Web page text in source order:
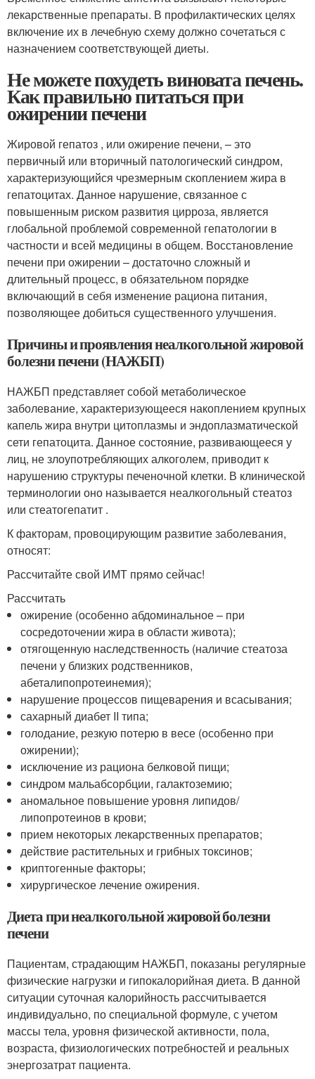
лекарственные препараты. В профилактических целях
включение их в лечебную схему должно сочетаться с
назначением соответствующей диеты.
Не можете похудеть виновата печень.
Как правильно питаться при
ожирении печени
Жировой гепатоз , или ожирение печени, – это
первичный или вторичный патологический синдром,
характеризующийся чрезмерным скоплением жира в
гепатоцитах. Данное нарушение, связанное с
повышенным риском развития цирроза, является
глобальной проблемой современной гепатологии в
частности и всей медицины в общем. Восстановление
печени при ожирении – достаточно сложный и
длительный процесс, в обязательном порядке
включающий в себя изменение рациона питания,
позволяющее добиться существенного улучшения.
Причины и проявления неалкогольной жировой
болезни печени (НАЖБП)
НАЖБП представляет собой метаболическое
заболевание, характеризующееся накоплением крупных
капель жира внутри цитоплазмы и эндоплазматической
сети гепатоцита. Данное состояние, развивающееся у
лиц, не злоупотребляющих алкоголем, приводит к
нарушению структуры печеночной клетки. В клинической
терминологии оно называется неалкогольный стеатоз
или стеатогепатит .
К факторам, провоцирующим развитие заболевания,
относят:
Рассчитайте свой ИМТ прямо сейчас!
Рассчитать
ожирение (особенно абдоминальное – при
сосредоточении жира в области живота);
отягощенную наследственность (наличие стеатоза
печени у близких родственников,
абеталипопротеинемия);
нарушение процессов пищеварения и всасывания;
сахарный диабет II типа;
голодание, резкую потерю в весе (особенно при
ожирении);
исключение из рациона белковой пищи;
синдром мальабсорбции, галактоземию;
аномальное повышение уровня липидов/
липопротеинов в крови;
прием некоторых лекарственных препаратов;
действие растительных и грибных токсинов;
криптогенные факторы;
хирургическое лечение ожирения.
Диета при неалкогольной жировой болезни
печени
Пациентам, страдающим НАЖБП, показаны регулярные
физические нагрузки и гипокалорийная диета. В данной
ситуации суточная калорийность рассчитывается
индивидуально, по специальной формуле, с учетом
массы тела, уровня физической активности, пола,
возраста, физиологических потребностей и реальных
энергозатрат пациента.